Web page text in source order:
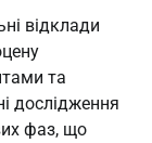
відклади
та
дослідження
фаз, що